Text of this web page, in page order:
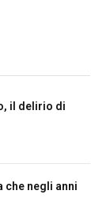
il delirio di
che negli anni